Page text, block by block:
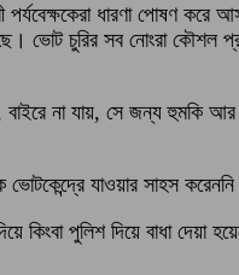
ধারণা পোষণ করে
ভোট চুরির সব নোংরা কৌশল
বাইরে না যায়, সে জন্য
যাওয়ার সাহস
কিংবা পুলিশ দিয়ে বাধা